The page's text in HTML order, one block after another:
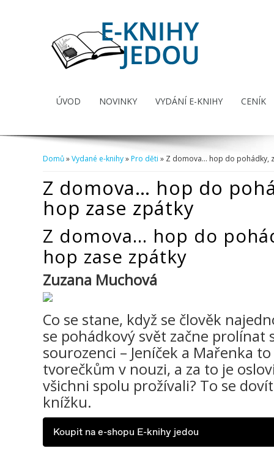
ÚVOD NOVINKY VYDÁNÍ E-KNIHY CENÍK
Domů»Vydané e-knihy»Pro děti » Z domova… hop do pohádky,
Z domova… hop do
hop zase zpátky
Z domova… hop do
hop zase zpátky
Zuzana Muchová
Co se stane, když se člověk
se pohádkový svět začne prolínat
sourozenci – Jeníček a Mařenka
tvorečkům v nouzi, a za to je
všichni spolu prožívali? To se
knížku.
Koupit na e-shopu E-knihy jedou